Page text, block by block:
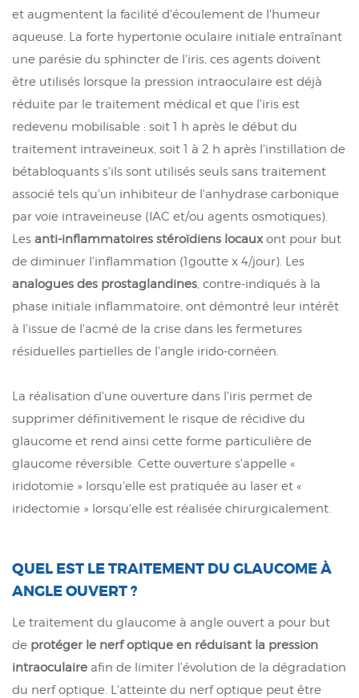
et augmentent la facilité d'écoulement de l'humeur
aqueuse. La forte hypertonie oculaire initiale entraînant
une parésie du sphincter de l'iris, ces agents doivent
être utilisés lorsque la pression intraoculaire est déjà
réduite par le traitement médical et que l'iris est
redevenu mobilisable : soit 1 h après le début du
traitement intraveineux, soit 1 à 2 h après l'instillation de
bétabloquants s'ils sont utilisés seuls sans traitement
associé tels qu'un inhibiteur de l'anhydrase carbonique
par voie intraveineuse (IAC et/ou agents osmotiques).
Les anti-inflammatoires stéroïdiens locauxont pour but
de diminuer l'inflammation (1goutte x 4/jour). Les
analogues des prostaglandines, contre-indiqués à la
phase initiale inflammatoire, ont démontré leur intérêt
à l'issue de l'acmé de la crise dans les fermetures
résiduelles partielles de l'angle irido-cornéen.
La réalisation d'une ouverture dans l'iris permet de
supprimer définitivement le risque de récidive du
glaucome et rend ainsi cette forme particulière de
glaucome réversible. Cette ouverture s'appelle «
iridotomie » lorsqu'elle est pratiquée au laser et «
iridectomie » lorsqu'elle est réalisée chirurgicalement.
QUEL EST LE TRAITEMENT DU GLAUCOME À
ANGLE OUVERT ?
Le traitement du glaucome à angle ouvert a pour but
de protéger le nerf optique en réduisant la pression
intraoculaire afin de limiter l'évolution de la dégradation
du nerf optique. L'atteinte du nerf optique peut être